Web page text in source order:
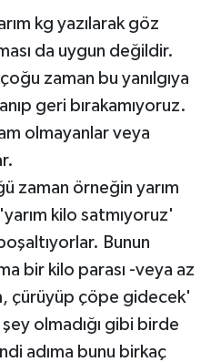
kg yazılarak göz
da uygun değildir.
zaman bu yanılgıya
geri bırakamıyoruz.
olmayanlar veya
zaman örneğin yarım
kilo satmıyoruz'
Bunun
bir kilo parası -veya az
çürüyüp çöpe gidecek'
olmadığı gibi birde
adıma bunu birkaç